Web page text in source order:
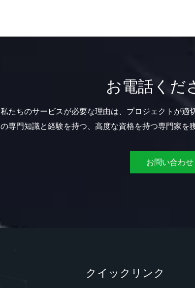
お電話くだ
私たちのサービスが必要な理由は、プロジェクトが適
の専門知識と経験を持つ、高度な資格を持つ専門家を
お問い合わせ
クイックリンク